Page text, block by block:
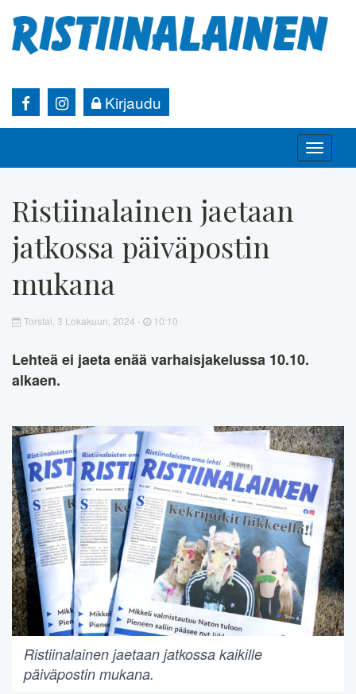
Kirjaudu
Toggle
Ristiinalainen jaetaan
jatkossa päiväpostin
mukana
Torstai, 3 Lokakuun, 2024 - 10:10
Lehteä ei jaeta enää varhaisjakelussa 10.10.
alkaen.
Ristiinalainen jaetaan jatkossa kaikille
päiväpostin mukana.